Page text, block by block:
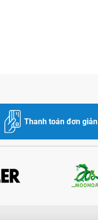
Thanh toán đơn giản